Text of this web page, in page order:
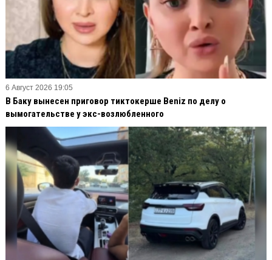
6 Август 2026 19:05
В Баку вынесен приговор тиктокерше Beniz по делу о
вымогательстве у экс-возлюбленного